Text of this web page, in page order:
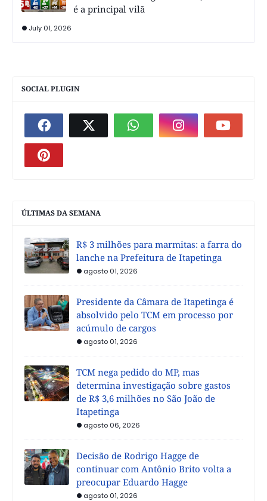
é a principal vilã
July 01, 2026
SOCIAL PLUGIN
ÚLTIMAS DA SEMANA
R$ 3 milhões para marmitas: a farra do
lanche na Prefeitura de Itapetinga
agosto 01, 2026
Presidente da Câmara de Itapetinga é
absolvido pelo TCM em processo por
acúmulo de cargos
agosto 01, 2026
TCM nega pedido do MP, mas
determina investigação sobre gastos
de R$ 3,6 milhões no São João de
Itapetinga
agosto 06, 2026
Decisão de Rodrigo Hagge de
continuar com Antônio Brito volta a
preocupar Eduardo Hagge
agosto 01, 2026